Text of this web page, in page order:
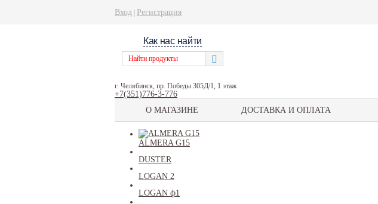
Вход Регистрация
Как нас найти
г. Челябинск, пр. Победы 305Д/1, 1 этаж
+7(351)776-3-776
О МАГАЗИНЕ
ДОСТАВКА И ОПЛАТА
ALMERA G15
DUSTER
LOGAN 2
LOGAN ф1